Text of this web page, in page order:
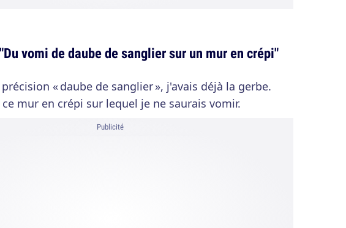
vomi de daube de sanglier sur un mur en crépi"
« daube de sanglier », j'avais déjà la gerbe.
mur en crépi sur lequel je ne saurais vomir.
Publicité